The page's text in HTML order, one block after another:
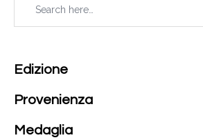
Edizione
Provenienza
Medaglia